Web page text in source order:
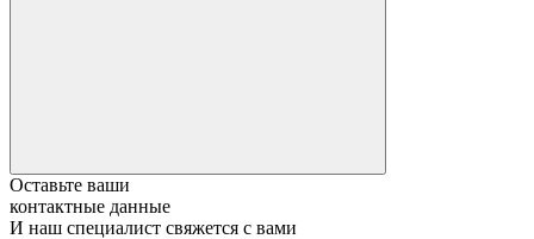
Оставьте ваши
контактные данные
И наш специалист свяжется с вами